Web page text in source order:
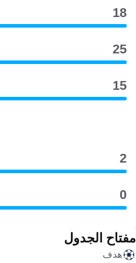
18
25
15
2
0
مفتاح الجدول
هدف